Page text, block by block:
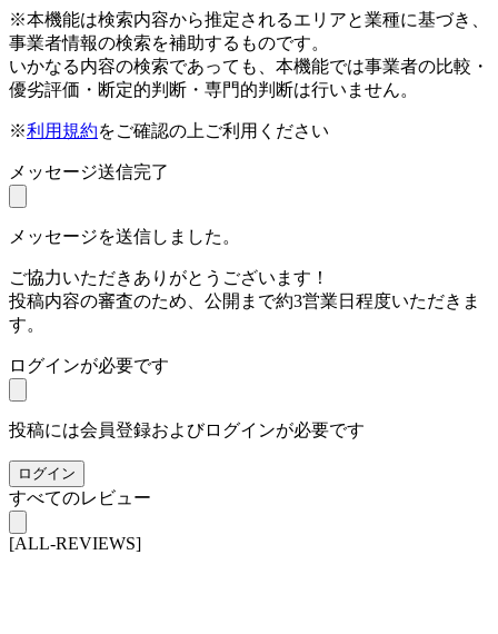
※本機能は検索内容から推定されるエリアと業種に基づき、
事業者情報の検索を補助するものです。
いかなる内容の検索であっても、本機能では事業者の比較・
優劣評価・断定的判断・専門的判断は行いません。
※利用規約をご確認の上ご利用ください
メッセージ送信完了
メッセージを送信しました。
ご協力いただきありがとうございます！
投稿内容の審査のため、公開まで約3営業日程度いただきま
す。
ログインが必要です
投稿には会員登録およびログインが必要です
ログイン
すべてのレビュー
[ALL-REVIEWS]